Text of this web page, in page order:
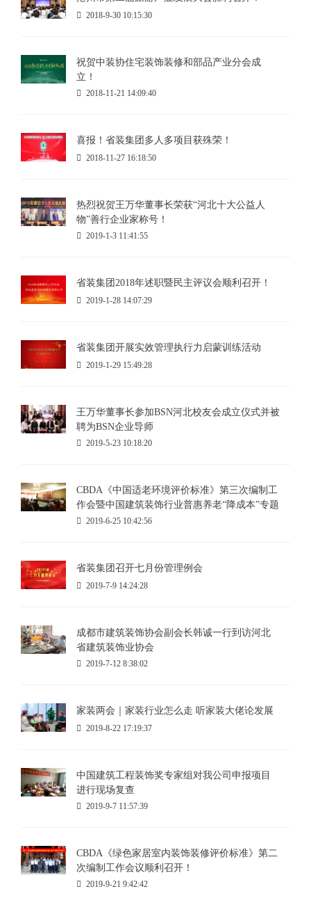
2018-9-30 10:15:30
祝贺中装协住宅装饰装修和部品产业分会成
立！
2018-11-21 14:09:40
喜报！省装集团多人多项目获殊荣！
2018-11-27 16:18:50
热烈祝贺王万华董事长荣获“河北十大公益人
物”善行企业家称号！
2019-1-3 11:41:55
省装集团2018年述职暨民主评议会顺利召开！
2019-1-28 14:07:29
省装集团开展实效管理执行力启蒙训练活动
2019-1-29 15:49:28
王万华董事长参加BSN河北校友会成立仪式并被
聘为BSN企业导师
2019-5-23 10:18:20
CBDA《中国适老环境评价标准》第三次编制工
作会暨中国建筑装饰行业普惠养老“降成本”专题
调研座谈会召开
2019-6-25 10:42:56
省装集团召开七月份管理例会
2019-7-9 14:24:28
成都市建筑装饰协会副会长韩诚一行到访河北
省建筑装饰业协会
2019-7-12 8:38:02
家装两会｜家装行业怎么走 听家装大佬论发展
2019-8-22 17:19:37
中国建筑工程装饰奖专家组对我公司申报项目
进行现场复查
2019-9-7 11:57:39
CBDA《绿色家居室内装饰装修评价标准》第二
次编制工作会议顺利召开！
2019-9-21 9:42:42